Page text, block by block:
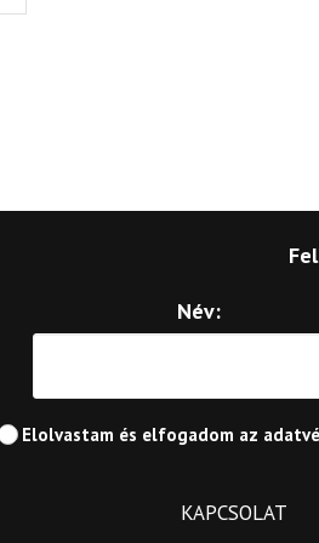
Név:
Elolvastam és elfogadom az
KAPCSOLAT